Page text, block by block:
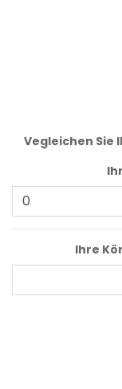
Vegleichen Sie
Ihre